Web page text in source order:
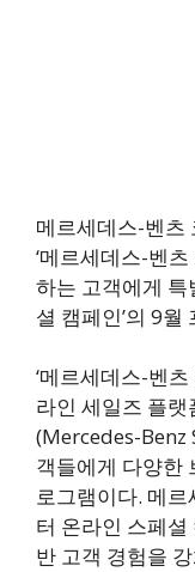
메르세데스-벤츠
‘메르세데스-벤
하는 고객에게 특
셜 캠페인’의 9
‘메르세데스-벤
라인 세일즈 플랫
(Mercedes-Benz
객들에게 다양한
로그램이다. 메
터 온라인 스페
반 고객 경험을